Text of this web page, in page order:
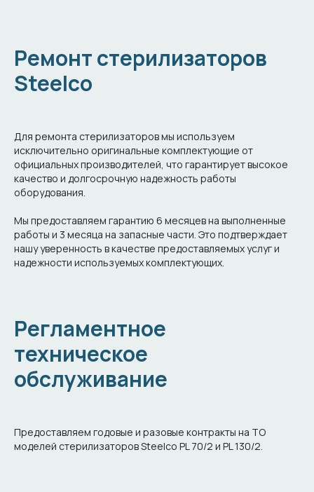
Ремонт стерилизаторов
Steelco
Для ремонта стерилизаторов мы используем
исключительно оригинальные комплектующие от
официальных производителей, что гарантирует высокое
качество и долгосрочную надежность работы
оборудования.
Мы предоставляем гарантию 6 месяцев на выполненные
работы и 3 месяца на запасные части. Это подтверждает
нашу уверенность в качестве предоставляемых услуг и
надежности используемых комплектующих.
Регламентное
техническое
обслуживание
Предоставляем годовые и разовые контракты на ТО
моделей стерилизаторов Steelco PL 70/2 и PL 130/2.